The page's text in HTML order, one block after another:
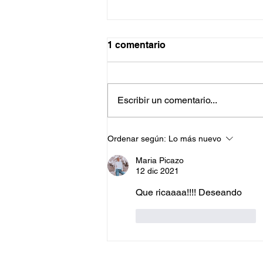
1 comentario
Escribir un comentario...
Ordenar según: Lo más nuevo
Maria Picazo
12 dic 2021
Que ricaaaa!!!! Deseando